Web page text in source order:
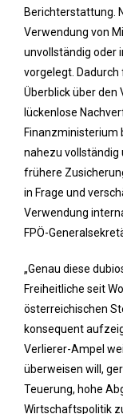
Berichterstattung.
Verwendung von
unvollständig oder
vorgelegt.
Überblick über den
lückenlose
Finanzministerium
nahezu vollständig
frühere
in Frage und
Verwendung
FPÖ-
„Genau diese
Freiheitliche seit
österreichischen
konsequent
Verlierer-Ampel
überweisen will,
Teuerung, hohe
Wirtschaftspolitik